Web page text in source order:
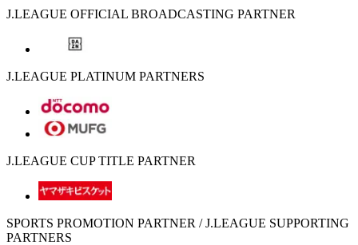
J.LEAGUE OFFICIAL BROADCASTING PARTNER
J.LEAGUE PLATINUM PARTNERS
J.LEAGUE CUP TITLE PARTNER
SPORTS PROMOTION PARTNER / J.LEAGUE SUPPORTING
PARTNERS